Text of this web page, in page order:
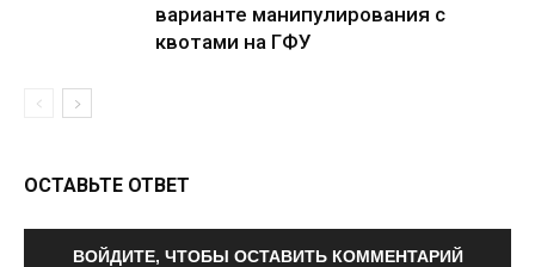
варианте манипулирования с
квотами на ГФУ
ОСТАВЬТЕ ОТВЕТ
ВОЙДИТЕ, ЧТОБЫ ОСТАВИТЬ КОММЕНТАРИЙ